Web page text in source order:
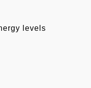
levels